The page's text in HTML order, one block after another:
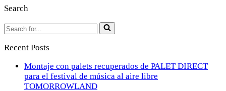
Search
Recent Posts
Montaje con palets recuperados de PALET DIRECT
para el festival de música al aire libre
TOMORROWLAND